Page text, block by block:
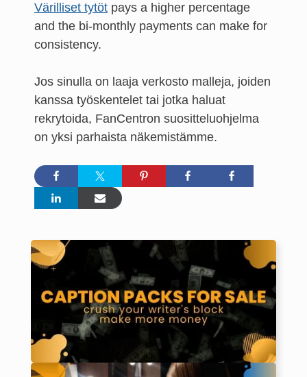
Värilliset tytöt pays a higher percentage
and the bi-monthly payments can make for
consistency.
Jos sinulla on laaja verkosto malleja, joiden
kanssa työskentelet tai jotka haluat
rekrytoida, FanCentron suositteluohjelma
on yksi parhaista näkemistämme.